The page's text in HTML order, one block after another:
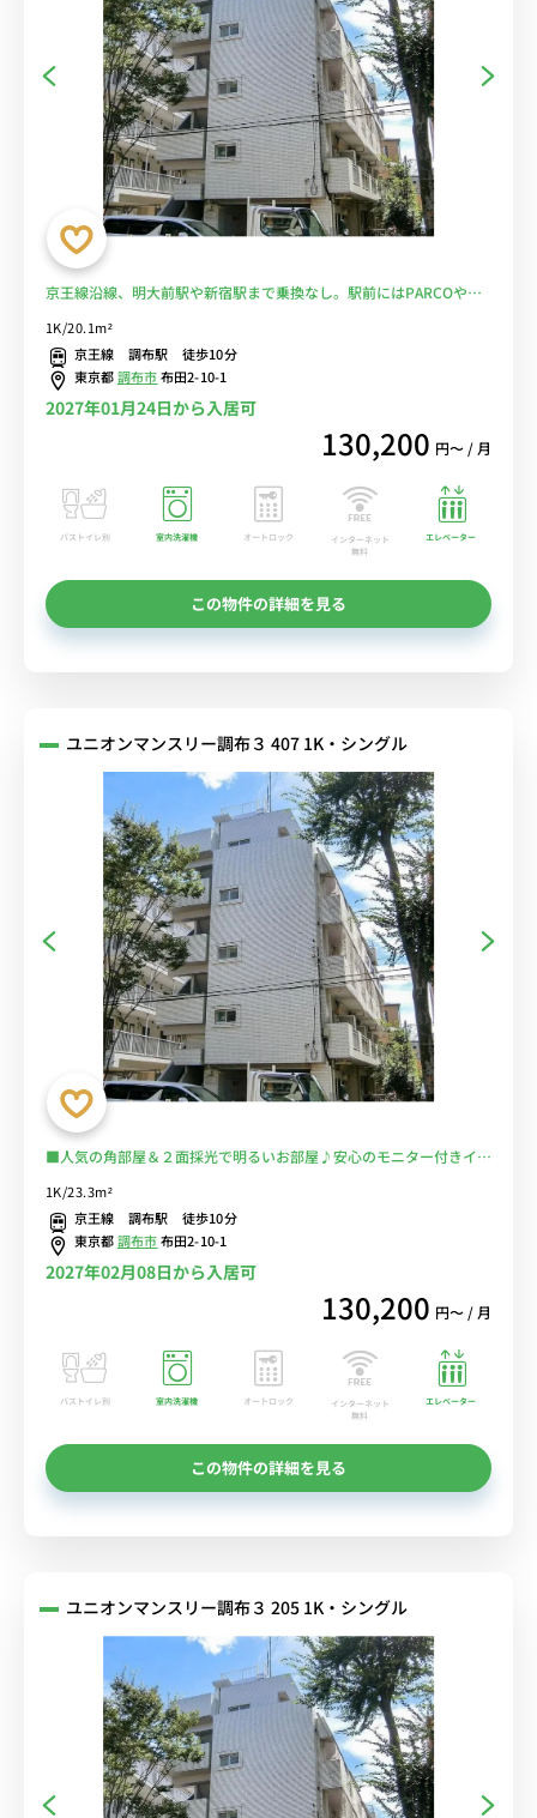
京王線沿線、明大前駅や新宿駅まで乗換なし。駅前にはPARCOや西
安レンタル中！
1K/20.1m²
京王線 調布駅 徒歩10分
東京都調布市布田2-10-1
2027年01月24日から入居可
130,200 円〜 / 月
バストイレ別 室内洗濯機 オートロック
インターネット
無料
エレベーター
この物件の詳細を見る
ユニオンマンスリー調布３ 407 1K・シングル
■人気の角部屋＆２面採光で明るいお部屋♪安心のモニター付きイン
駅まで乗換なし/駅前にはPARCOや西友などショッピングモールが複
数あり買い物に便利■選べるWi-Fi格安レンタル中！
1K/23.3m²
京王線 調布駅 徒歩10分
東京都調布市布田2-10-1
2027年02月08日から入居可
130,200 円〜 / 月
バストイレ別 室内洗濯機 オートロック
インターネット
無料
エレベーター
この物件の詳細を見る
ユニオンマンスリー調布３ 205 1K・シングル